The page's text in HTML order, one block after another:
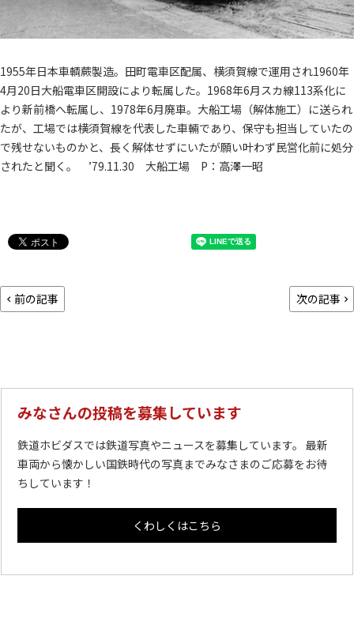
1955年日本車輌蕨製造。田町電車区配属、横須賀線で運用され1960年
4月20日大船電車区開設により転属した。1968年6月スカ線113系化に
より新前橋へ転属し、1978年6月廃車。大船工場（解体施工）に送られ
たが、工場では横須賀線を代表した車輛であり、保守も担当していたの
で残せないものかと、長く解体せずにいたが願い叶わず民営化前に処分
されたと聞く。 ’79.11.30 大船工場 P：高澤一昭
前の記事 次の記事
みなさんの投稿を募集しています
鉄道ホビダスでは鉄道写真やニュースを募集しています。 最新
車両から懐かしい国鉄時代の写真までみなさまのご応募をお待
ちしています！
くわしくはこちら